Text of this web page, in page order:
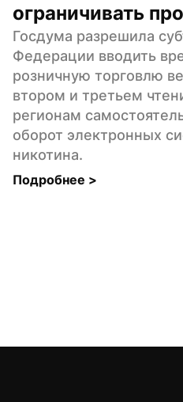
ограничивать
Госдума разрешила
Федерации вводить
розничную торговлю
втором и третьем
регионам
оборот электронных
никотина.
Подробнее >